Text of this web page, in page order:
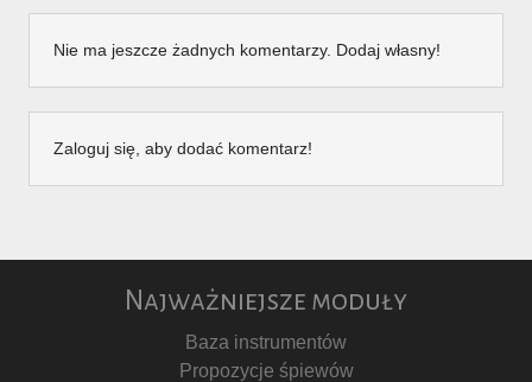
Nie ma jeszcze żadnych komentarzy. Dodaj własny!
Zaloguj się, aby dodać komentarz!
Najważniejsze moduły
Baza instrumentów
Propozycje śpiewów